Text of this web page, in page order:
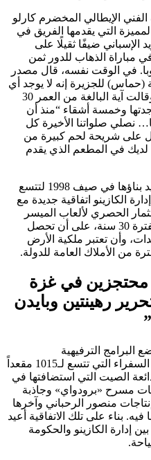
الإيطالي المخضرم كارلو
التي يقدمها الفريق في
الإسباني ضيفًا ثقيلًا على
في مباراة الذهاب للدور ثمن
في الوقت نفسه، قال مصدر
(حماس) للجزيرة إنه لا يوجد أي
وفد من الحركة في القاهرة حاليا. وقالت آية البالغة من العمر 30
وخمسة أشقاء “منذ أن
نصلي صلواتنا الأخيرة كل
على شريحة لحم كبيرة من
لديك في المطعم الذي يقدم
اما صالة السفراء الشهيرة، فقد اعيد بناؤها في صيف 1998 لتتسع
عام 1995 وقعت إدارة الكازينو اتفاقية جديدة مع
الحصري لألعاب الميسر
على الأراضي اللبنانية كافة. وذلك لفترة 30 سنة، على أن تحصل
وأن تعتبر ملكية الأرض
من الأملاك العامة للدولة.
قصف إسرائيلي يقتل 3 محتجزين في غزة
رهينتين وبايدن
البرامج الترفيهية
والاستعراضية العالمية. ولعل صالة السفراء التي تتسع لـ1015 مقعداً
الصيت التي استضافتها في
مسرح «برودواي» وجاذبة
منصور الرحباني وآخرها
بناء على تلك الاتفاقية أعيد
1996 ووقع عقد بين إدارة الكازينو والحكومة